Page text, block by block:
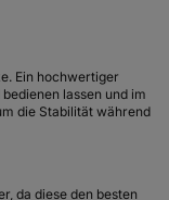
Ein hochwertiger
lassen und im
die Stabilität während
da diese den besten